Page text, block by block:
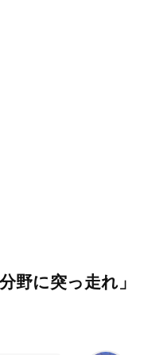
野に突っ走れ」